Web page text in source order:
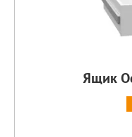
Ящик